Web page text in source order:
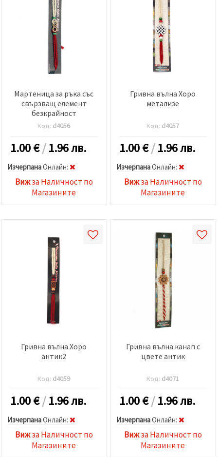
Мартеница за ръка със
свързващ елемент
безкрайност
Код: d4056
1.00€/1.96 лв.
ИзчерпанаOнлайн:
Вижза Наличност по
Магазините
Гривна вълна Хоро
метализе
Код: d4057
1.00€/1.96 лв.
ИзчерпанаOнлайн:
Вижза Наличност по
Магазините
Гривна вълна Хоро
антик2
Код: d4059
1.00€/1.96 лв.
ИзчерпанаOнлайн:
Вижза Наличност по
Магазините
Гривна вълна канап с
цвете антик
Код: d4071
1.00€/1.96 лв.
ИзчерпанаOнлайн:
Вижза Наличност по
Магазините